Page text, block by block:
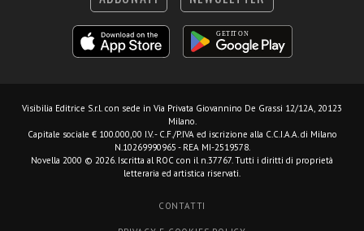
Visibilia Editrice S.r.l. con sede in Via Privata Giovannino De Grassi 12/12A, 20123
Milano.
Capitale sociale € 100.000,00 I.V. - C.F./P.IVA ed iscrizione alla C.C.I.A.A. di Milano
N.10269990965 - REA MI-2519578.
Novella 2000 © 2026. Iscritta al ROC con il n.37767. Tutti i diritti di proprietà
letteraria ed artistica riservati.
CONTATTI